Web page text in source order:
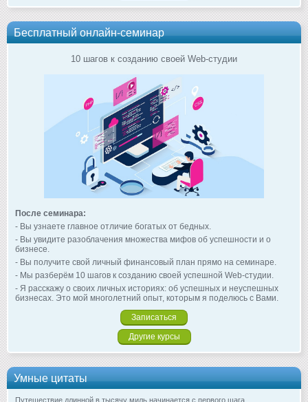
Бесплатный онлайн-семинар
10 шагов к созданию своей Web-студии
После семинара:
- Вы узнаете главное отличие богатых от бедных.
- Вы увидите разоблачения множества мифов об успешности и о
бизнесе.
- Вы получите свой личный финансовый план прямо на семинаре.
- Мы разберём 10 шагов к созданию своей успешной Web-студии.
- Я расскажу о своих личных историях: об успешных и неуспешных
бизнесах. Это мой многолетний опыт, которым я поделюсь с Вами.
Записаться
Другие курсы
Умные цитаты
Путешествие длинной в тысячу миль начинается с первого шага.